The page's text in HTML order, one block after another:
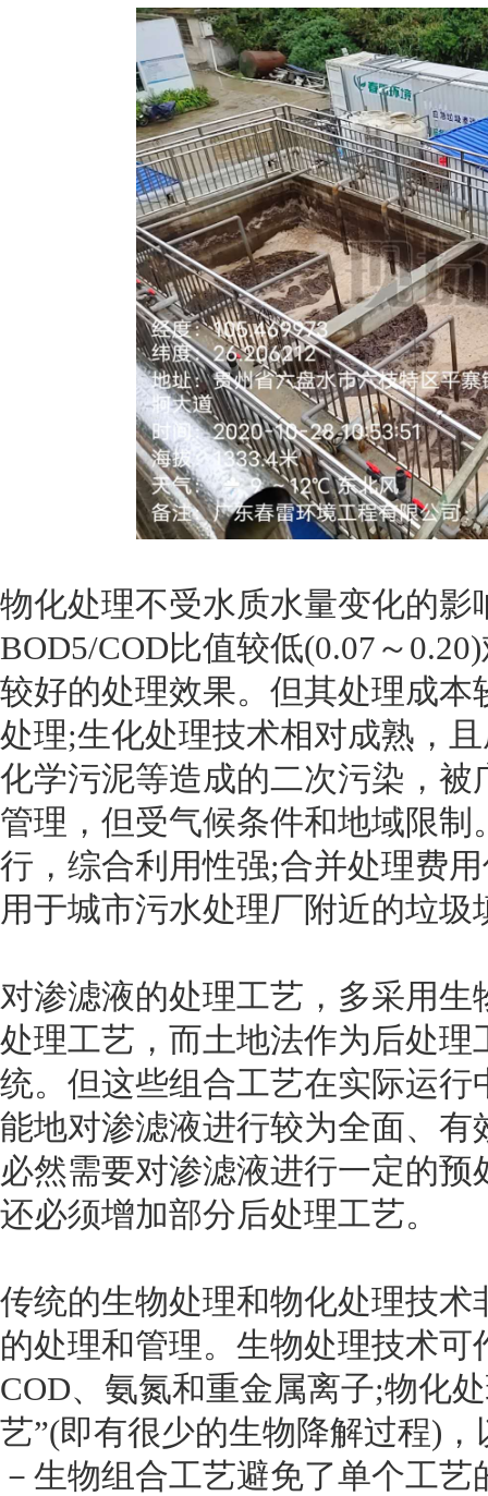
物化处理不受水质水量变化的
BOD5/COD比值较低(0.07～
较好的处理效果。但其处理成
处理;生化处理技术相对成熟，
化学污泥等造成的二次污染，
管理，但受气候条件和地域限
行，综合利用性强;合并处理费
用于城市污水处理厂附近的垃
对渗滤液的处理工艺，多采用
处理工艺，而土地法作为后处
统。但这些组合工艺在实际运
能地对渗滤液进行较为全面、
必然需要对渗滤液进行一定的
还必须增加部分后处理工艺。
传统的生物处理和物化处理技
的处理和管理。生物处理技术
COD、氨氮和重金属离子;物化
艺”(即有很少的生物降解过程)
－生物组合工艺避免了单个工